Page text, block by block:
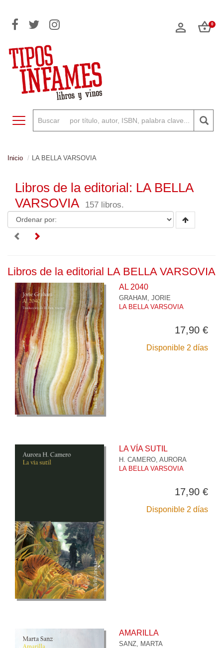
0
Toggle navigation
Inicio LA BELLA VARSOVIA
Libros de la editorial: LA BELLA
VARSOVIA
157 libros.
Libros de la editorial LA BELLA VARSOVIA
AL 2040
GRAHAM, JORIE
LA BELLA VARSOVIA
17,90 €
Disponible 2 días
LA VÍA SUTIL
H. CAMERO, AURORA
LA BELLA VARSOVIA
17,90 €
Disponible 2 días
AMARILLA
SANZ, MARTA